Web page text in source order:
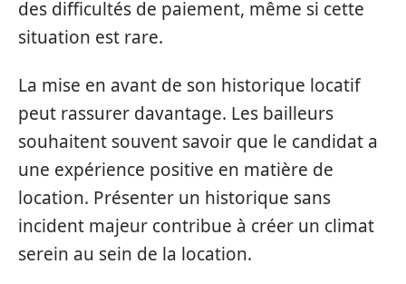
des difficultés de paiement, même si cette
situation est rare.
La mise en avant de son historique locatif
peut rassurer davantage. Les bailleurs
souhaitent souvent savoir que le candidat a
une expérience positive en matière de
location. Présenter un historique sans
incident majeur contribue à créer un climat
serein au sein de la location.